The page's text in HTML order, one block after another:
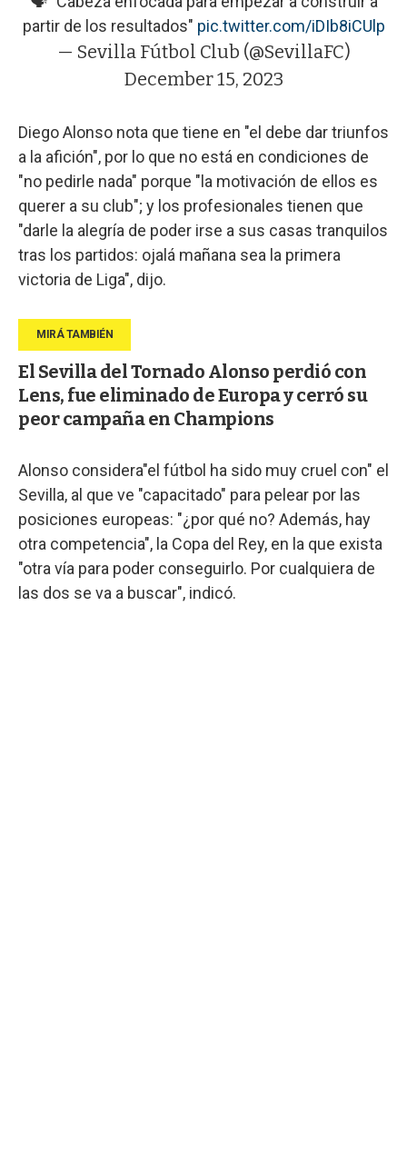
partir de los resultados" pic.twitter.com/iDIb8iCUlp
— Sevilla Fútbol Club (@SevillaFC)
December 15, 2023
Diego Alonso nota que tiene en "el debe dar triunfos
a la afición", por lo que no está en condiciones de
"no pedirle nada" porque "la motivación de ellos es
querer a su club"; y los profesionales tienen que
"darle la alegría de poder irse a sus casas tranquilos
tras los partidos: ojalá mañana sea la primera
victoria de Liga", dijo.
El Sevilla del Tornado Alonso perdió con
Lens, fue eliminado de Europa y cerró su
peor campaña en Champions
Alonso considera"el fútbol ha sido muy cruel con" el
Sevilla, al que ve "capacitado" para pelear por las
posiciones europeas: "¿por qué no? Además, hay
otra competencia", la Copa del Rey, en la que exista
"otra vía para poder conseguirlo. Por cualquiera de
las dos se va a buscar", indicó.